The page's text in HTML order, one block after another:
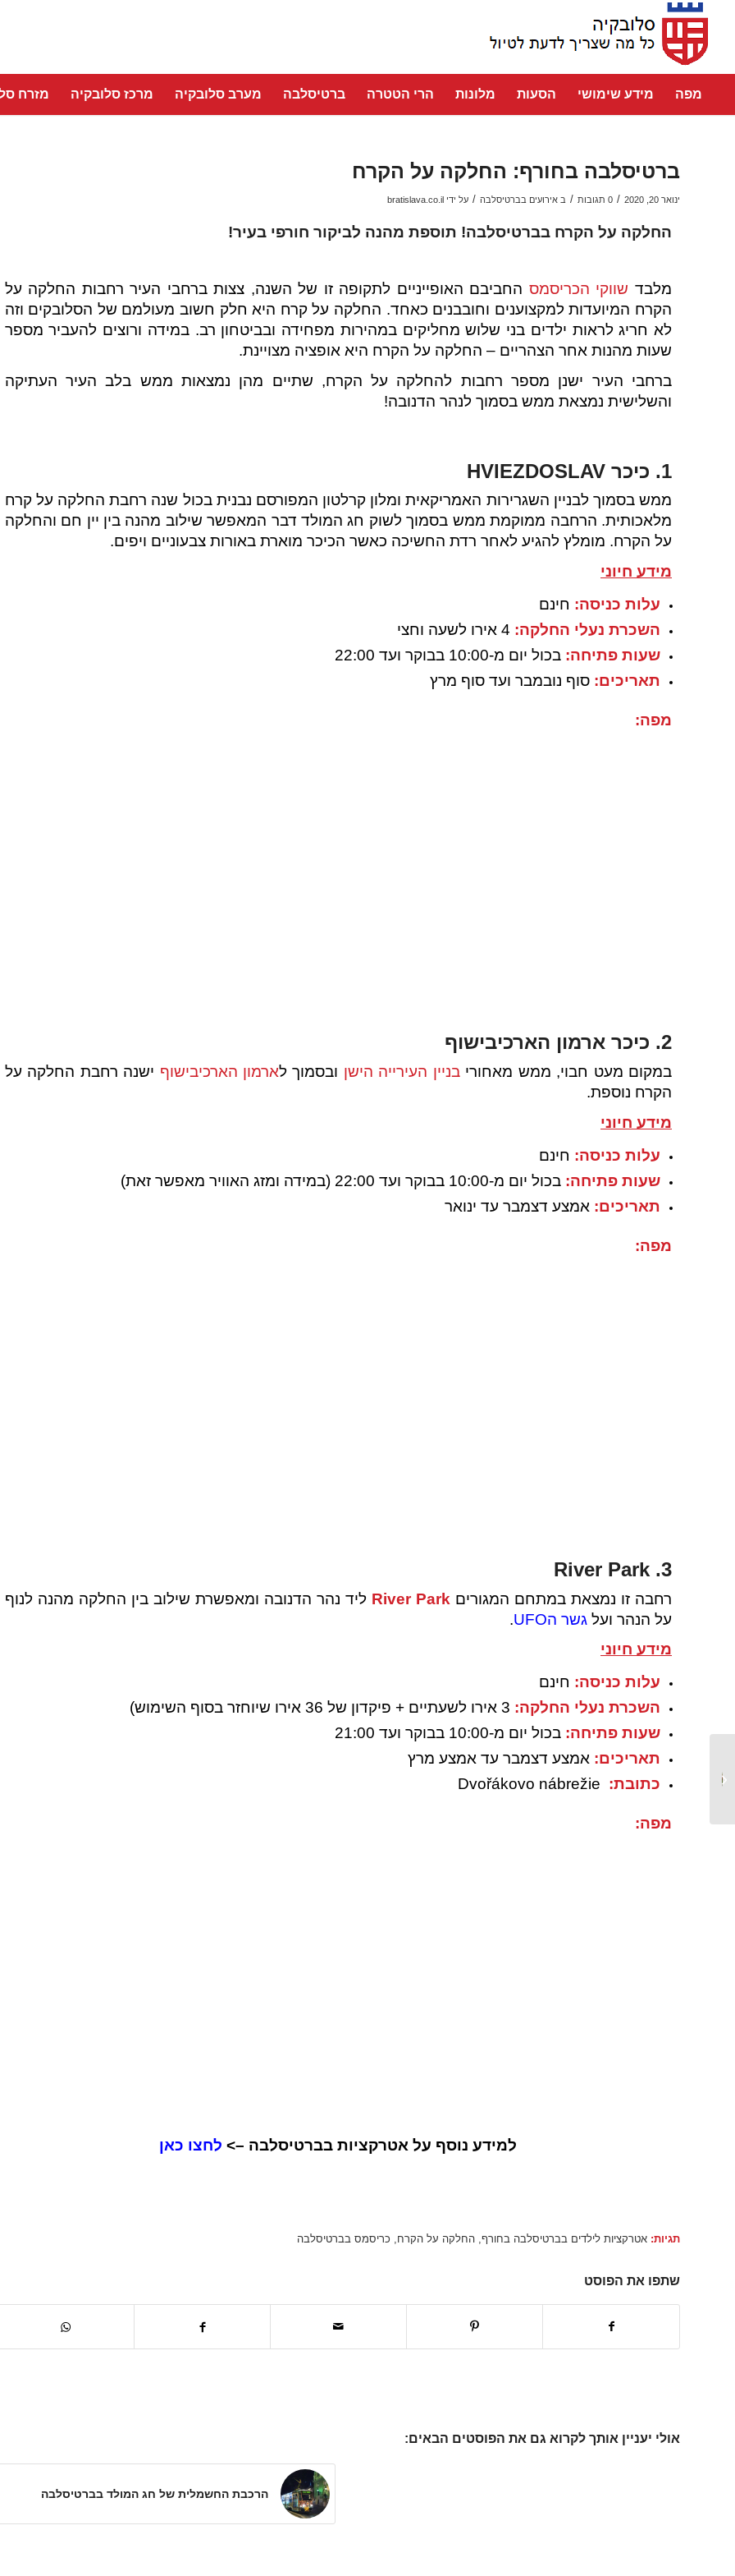
מפה מידע שימושי הסעות מלונות הרי הטטרה ברטיסלבה מערב סלובקיה מרכז סלובקיה מזרח
ברטיסלבה בחורף: החלקה על הקרח
ינואר 20, 2020 / 0 תגובות / ב אירועים בברטיסלבה / על ידי bratislava.co.il
החלקה על הקרח בברטיסלבה! תוספת מהנה לביקור חורפי בעיר!
מלבד שווקי הכריסמס החביבם האופייניים לתקופה זו של השנה, צצות ברחבי העיר רחבות החלקה על
הקרח המיועדות למקצוענים וחובבנים כאחד. החלקה על קרח היא חלק חשוב מעולמם של הסלובקים וזה
לא חריג לראות ילדים בני שלוש מחליקים במהירות מפחידה ובביטחון רב. במידה ורוצים להעביר מספר
שעות מהנות אחר הצהריים – החלקה על הקרח היא אופציה מצויינת.
ברחבי העיר ישנן מספר רחבות להחלקה על הקרח, שתיים מהן נמצאות ממש בלב העיר העתיקה
והשלישית נמצאת ממש בסמוך לנהר הדנובה!
1. כיכר HVIEZDOSLAV
ממש בסמוך לבניין השגרירות האמריקאית ומלון קרלטון המפורסם נבנית בכול שנה רחבת החלקה על קרח
מלאכותית. הרחבה ממוקמת ממש בסמוך לשוק חג המולד דבר המאפשר שילוב מהנה בין יין חם והחלקה
על הקרח. מומלץ להגיע לאחר רדת החשיכה כאשר הכיכר מוארת באורות צבעוניים ויפים.
מידע חיוני
עלות כניסה: חינם
השכרת נעלי החלקה:
שעות פתיחה: בכול יום מ-10:00 בבוקר ועד 22:00
תאריכים: סוף נובמבר ועד סוף מרץ
מפה:
2. כיכר ארמון הארכיבישוף
במקום מעט חבוי, ממש מאחוריבניין העירייה הישן ובסמוך לארמון הארכיבישוף ישנה רחבת החלקה על
הקרח נוספת.
מידע חיוני
עלות כניסה: חינם
שעות פתיחה: בכול יום מ-10:00 בבוקר ועד 22:00 (במידה ומזג האוויר מאפשר זאת)
תאריכים: אמצע דצמבר עד ינואר
מפה:
3. River Park
רחבה זו נמצאת במתחם המגורים River Park ליד נהר הדנובה ומאפשרת שילוב בין החלקה מהנה לנוף
על הנהר ועל גשר הUFO
.
מידע חיוני
עלות כניסה: חינם
השכרת נעלי החלקה:
שעות פתיחה: בכול יום מ-10:00 בבוקר ועד 21:00
תאריכים: אמצע דצמבר עד אמצע מרץ
כתובת:
מפה:
למידע נוסף על אטרקציות בברטיסלבה –> לחצו כאן
תגיות: אטרקציות לילדים בברטיסלבה בחורף, החלקה על הקרח, כריסמס בברטיסלבה
שתפו את הפוסט
אולי יעניין אותך לקרוא גם את הפוסטים הבאים:
הרכבת החשמלית של חג המולד בברטיסלבה
ברטיסלבה